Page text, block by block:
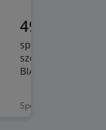
Sponsorowane
49
spodenki OUDISHI
szorty cargo
BIAŁE- rozmiar 29